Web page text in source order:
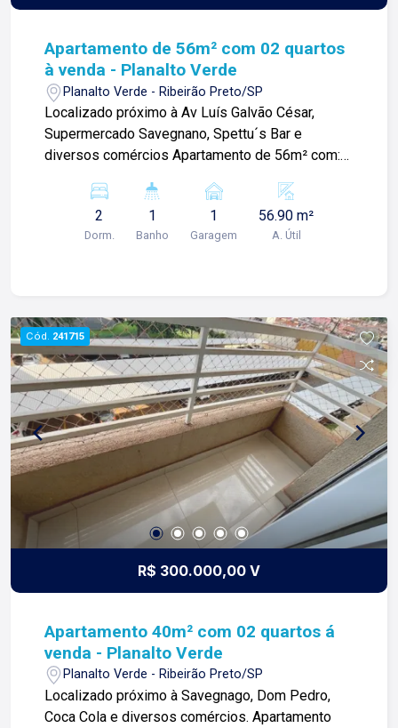
Apartamento de 56m² com 02 quartos
à venda - Planalto Verde
Planalto Verde - Ribeirão Preto/SP
Localizado próximo à Av Luís Galvão César,
Supermercado Savegnano, Spettu´s Bar e
diversos comércios Apartamento de 56m² com:
-Cozinha com armário; -Área de serviço; -01 vaga
de garagem; Para mais informações e
agendamento de visita, entre em contato. Lago
2
Dorm.
1
Banho
1
Garagem
56.90 m²
A. Útil
Cód. 241715
R$ 300.000,00 V
Apartamento 40m² com 02 quartos á
venda - Planalto Verde
Planalto Verde - Ribeirão Preto/SP
Localizado próximo à Savegnago, Dom Pedro,
Coca Cola e diversos comércios. Apartamento